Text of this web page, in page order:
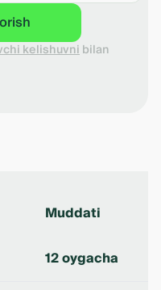
yuklab olish
kelishuvnibilan
Muddati
12 oygacha